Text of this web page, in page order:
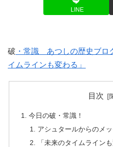
LINE
破 ・常識 あつしの歴史ブロ
イムラインも変わる」
目次
今日の破・常識！
アシュタールからのメ
「未来のタイムライン